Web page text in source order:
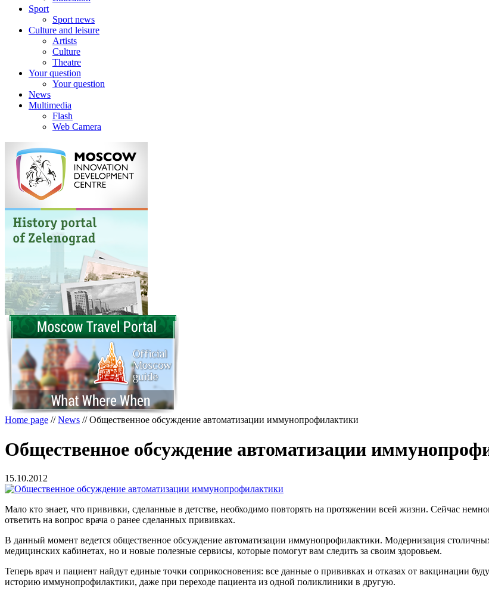
Sport
Sport news
Culture and leisure
Artists
Culture
Theatre
Your question
Your question
News
Multimedia
Flash
Web Camera
Home page //News //Общественное обсуждение автоматизации иммунопрофилактики
Общественное обсуждение автоматизации
15.10.2012
Мало кто знает, что прививки, сделанные в детстве, необходимо повторять на протяжении всей жизни. Сейчас
ответить на вопрос врача о ранее сделанных прививках.
В данный момент ведется общественное обсуждение автоматизации иммунопрофилактики. Модернизация
медицинских кабинетах, но и новые полезные сервисы, которые помогут вам следить за своим здоровьем.
Теперь врач и пациент найдут единые точки соприкосновения: все данные о прививках и отказах от вакцинации
историю иммунопрофилактики, даже при переходе пациента из одной поликлиники в другую.